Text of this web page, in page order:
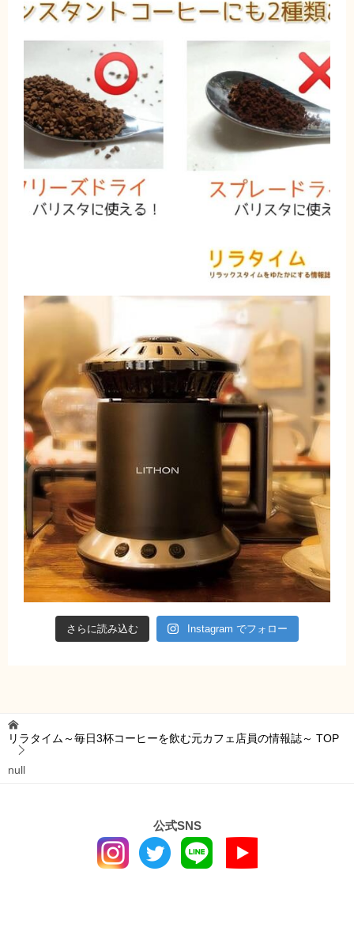
さらに読み込む Instagram でフォロー
リラタイム～毎日3杯コーヒーを飲む元カフェ店員の情報誌～ TOP
null
公式SNS